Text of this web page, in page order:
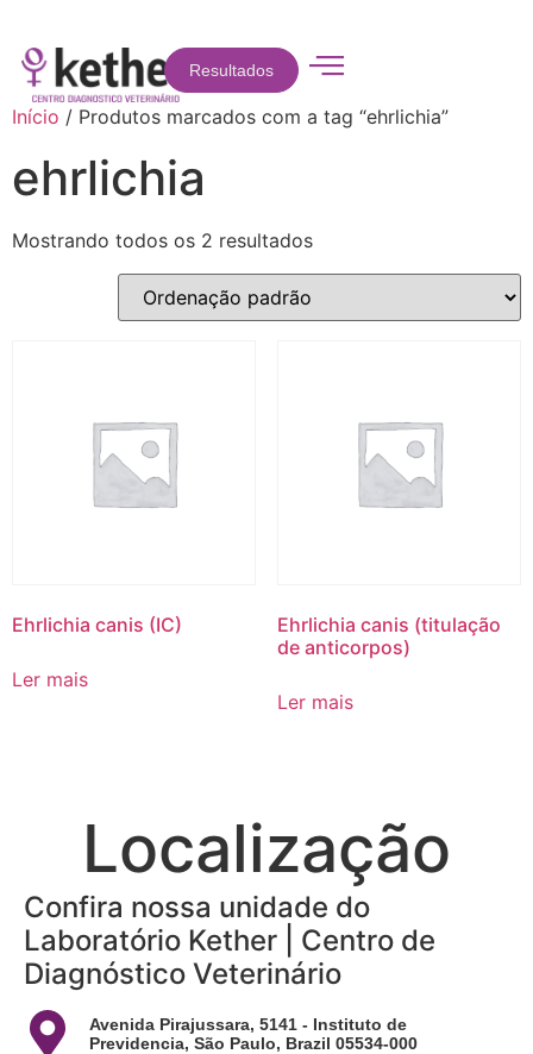
Resultados
Início / Produtos marcados com a tag “ehrlichia”
ehrlichia
Mostrando todos os 2 resultados
Ehrlichia canis (IC)
Ler mais
Ehrlichia canis (titulação
de anticorpos)
Ler mais
Localização
Confira nossa unidade do
Laboratório Kether | Centro de
Diagnóstico Veterinário
Avenida Pirajussara, 5141 - Instituto de
Previdencia, São Paulo, Brazil 05534-000